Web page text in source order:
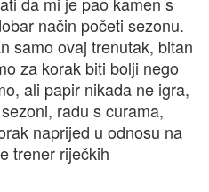
način početi sezonu.
samo ovaj trenutak, bitan
za korak biti bolji nego
ali papir nikada ne igra,
radu s curama,
naprijed u odnosu na
trener riječkih